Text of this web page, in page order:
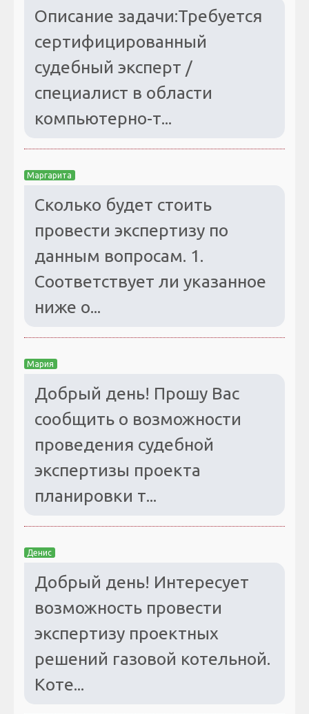
Описание задачи:Требуется
сертифицированный
судебный эксперт /
специалист в области
компьютерно-т...
Маргарита
Сколько будет стоить
провести экспертизу по
данным вопросам. 1.
Соответствует ли указанное
ниже о...
Мария
Добрый день! Прошу Вас
сообщить о возможности
проведения судебной
экспертизы проекта
планировки т...
Денис
Добрый день! Интересует
возможность провести
экспертизу проектных
решений газовой котельной.
Коте...